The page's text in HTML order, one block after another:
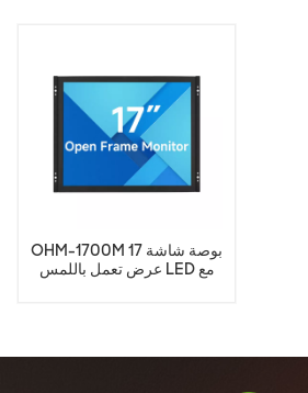
OHM-1700M 17 بوصة شاشة
عرض تعمل باللمس LED مع